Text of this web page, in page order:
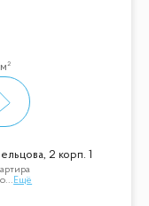
2 корп. 1
... Ещё